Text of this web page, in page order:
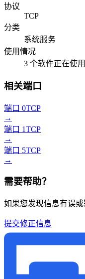
协议
TCP
分类
系统服务
使用情况
3 个软件正在使用
相关端口
端口 0TCP
→
端口 1TCP
→
端口 5TCP
→
需要帮助？
如果您发现信息有误
提交修正信息